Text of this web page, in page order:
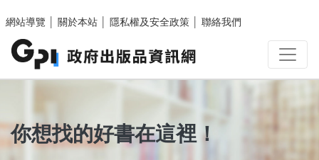
網站導覽
關於本站 隱私權及安全政策 聯絡我們
你想找的好書在這裡！